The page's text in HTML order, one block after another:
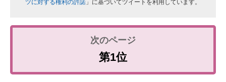
ツに対する権利の許諾 」に基づいてツイートを利用しています。
第1位